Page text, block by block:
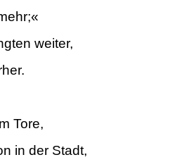
weiter,
Tore,
in der Stadt,